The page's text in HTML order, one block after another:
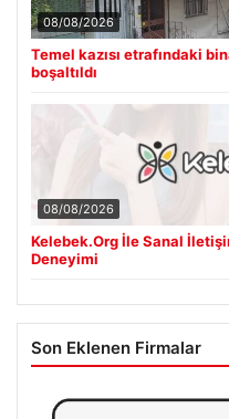
08/08/2026
Temel kazısı etrafındaki
boşaltıldı
08/08/2026
Kelebek.Org İle Sanal
Deneyimi
Son Eklenen Firmalar